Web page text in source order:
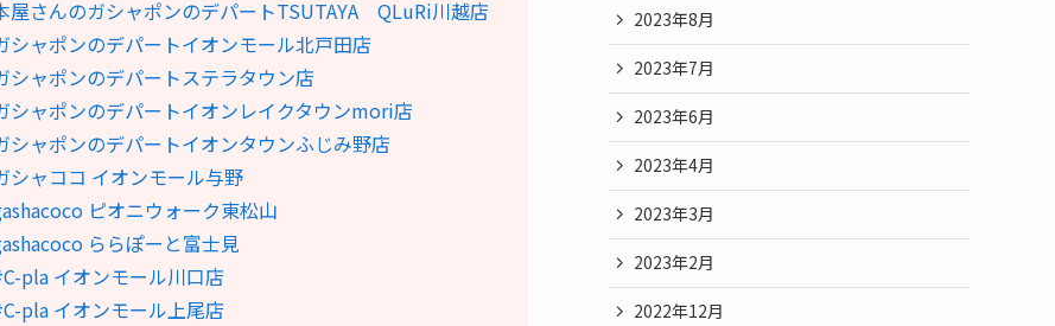
さんのガシャポンのデパートTSUTAYA QLuRi川越店
ャポンのデパートイオンモール北戸田店
ャポンのデパートステラタウン店
ャポンのデパートイオンレイクタウンmori店
ャポンのデパートイオンタウンふじみ野店
ャココ イオンモール与野
ピオニウォーク東松山
ららぽーと富士見
pla イオンモール川口店
pla イオンモール上尾店
2023年8月
2023年7月
2023年6月
2023年4月
2023年3月
2023年2月
2022年12月